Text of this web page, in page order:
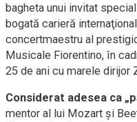
bagheta unui invitat
bogată carieră
concertmaestru al
Musicale Fiorentino, în
25 de ani cu marele dirijor
Considerat adesea ca
mentor al lui Mozart şi